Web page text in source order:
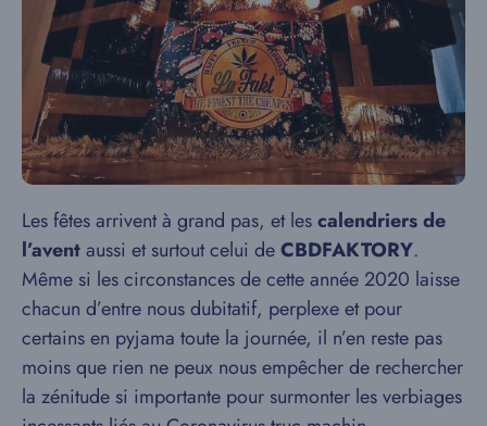
Les fêtes arrivent à grand pas, et lescalendriers de
l’aventaussi et surtout celui deCBDFAKTORY.
Même si les circonstances de cette année 2020 laisse
chacun d’entre nous dubitatif, perplexe et pour
certains en pyjama toute la journée, il n’en reste pas
moins que rien ne peux nous empêcher de rechercher
la zénitude si importante pour surmonter les verbiages